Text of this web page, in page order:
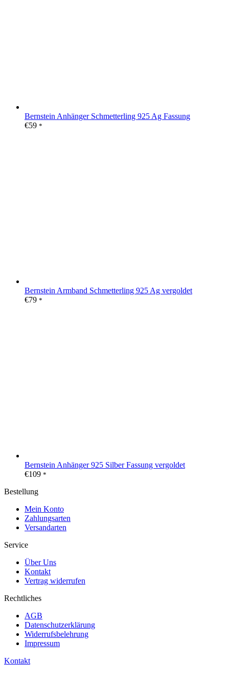
Bernstein Anhänger Schmetterling 925 Ag Fassung
€59 *
Bernstein Armband Schmetterling 925 Ag vergoldet
€79 *
Bernstein Anhänger 925 Silber Fassung vergoldet
€109 *
Bestellung
Mein Konto
Zahlungsarten
Versandarten
Service
Über Uns
Kontakt
Vertrag widerrufen
Rechtliches
AGB
Datenschutzerklärung
Widerrufsbelehrung
Impressum
Kontakt